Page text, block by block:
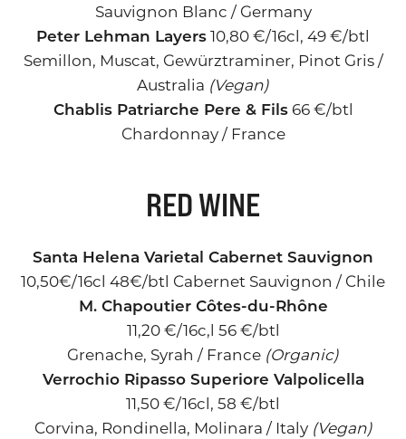
Sauvignon Blanc / Germany
Peter Lehman Layers10,80 €/16cl, 49 €/btl
Semillon, Muscat, Gewürztraminer, Pinot Gris /
Australia (Vegan)
Chablis Patriarche Pere & Fils66 €/btl
Chardonnay / France
RED WINE
Santa Helena Varietal Cabernet Sauvignon
10,50€/16cl 48€/btl Cabernet Sauvignon / Chile
M. Chapoutier Côtes-du-Rhône
11,20 €/16c,l 56 €/btl
Grenache, Syrah / France (Organic)
Verrochio Ripasso Superiore Valpolicella
11,50 €/16cl, 58 €/btl
Corvina, Rondinella, Molinara / Italy (Vegan)